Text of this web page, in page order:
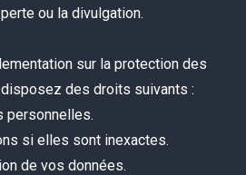
ou la divulgation.
sur la protection des
des droits suivants :
personnelles.
si elles sont inexactes.
de vos données.